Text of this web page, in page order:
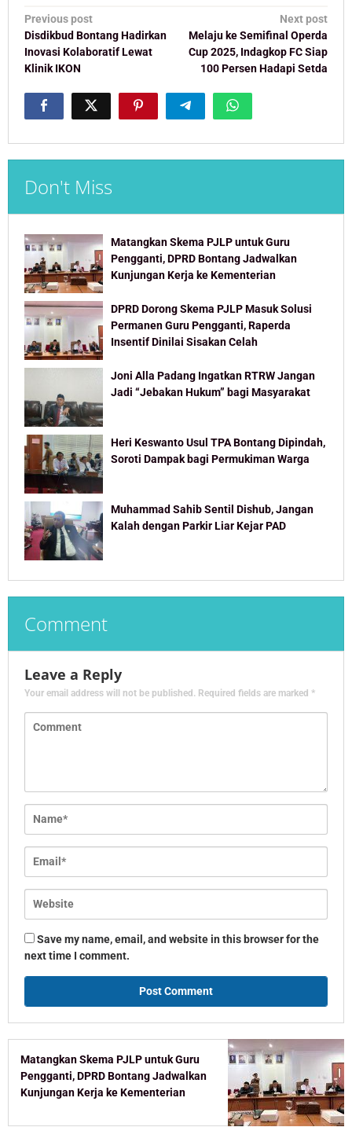
Post
navigation
Previous post
Disdikbud Bontang Hadirkan
Inovasi Kolaboratif Lewat
Klinik IKON
Next post
Melaju ke Semifinal Operda
Cup 2025, Indagkop FC Siap
100 Persen Hadapi Setda
Don't Miss
Matangkan Skema PJLP untuk Guru
Pengganti, DPRD Bontang Jadwalkan
Kunjungan Kerja ke Kementerian
DPRD Dorong Skema PJLP Masuk Solusi
Permanen Guru Pengganti, Raperda
Insentif Dinilai Sisakan Celah
Joni Alla Padang Ingatkan RTRW Jangan
Jadi “Jebakan Hukum” bagi Masyarakat
Heri Keswanto Usul TPA Bontang Dipindah,
Soroti Dampak bagi Permukiman Warga
Muhammad Sahib Sentil Dishub, Jangan
Kalah dengan Parkir Liar Kejar PAD
Comment
Leave a Reply
Your email address will not be published. Required fields are marked *
Save my name, email, and website in this browser for the
next time I comment.
Matangkan Skema PJLP untuk Guru
Pengganti, DPRD Bontang Jadwalkan
Kunjungan Kerja ke Kementerian